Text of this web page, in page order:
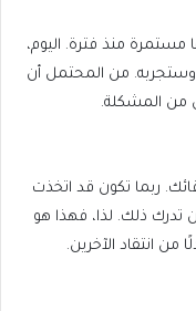
منذ فترة. اليوم،
وستجربه. من المحتمل أن
من المشكلة.
ربما تكون قد اتخذت
تدرك ذلك. لذا، فهذا هو
انتقاد الآخرين.